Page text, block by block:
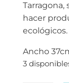
hacer
ecológicos.
Ancho
3